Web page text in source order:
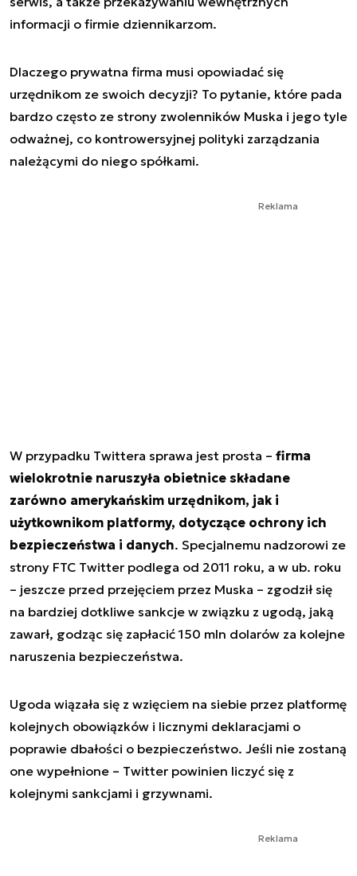
informacji o firmie dziennikarzom.
Dlaczego prywatna firma musi opowiadać się
urzędnikom ze swoich decyzji? To pytanie, które pada
bardzo często ze strony zwolenników Muska i jego tyle
odważnej, co kontrowersyjnej polityki zarządzania
należącymi do niego spółkami.
Reklama
W przypadku Twittera sprawa jest prosta – firma
wielokrotnie naruszyła obietnice składane
zarówno amerykańskim urzędnikom, jak i
użytkownikom platformy, dotyczące ochrony ich
bezpieczeństwa i danych. Specjalnemu nadzorowi ze
strony FTC Twitter podlega od 2011 roku, a w ub. roku
– jeszcze przed przejęciem przez Muska – zgodził się
na bardziej dotkliwe sankcje w związku z ugodą, jaką
zawarł, godząc się zapłacić 150 mln dolarów za kolejne
naruszenia bezpieczeństwa.
Ugoda wiązała się z wzięciem na siebie przez platformę
kolejnych obowiązków i licznymi deklaracjami o
poprawie dbałości o bezpieczeństwo. Jeśli nie zostaną
one wypełnione – Twitter powinien liczyć się z
kolejnymi sankcjami i grzywnami.
Reklama